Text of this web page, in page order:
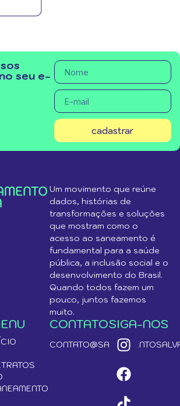
seu e-
cadastrar
Um movimento que reúne
dados, histórias de
transformações e soluções
que mostram como o
acesso ao saneamento é
fundamental para a saúde
pública, a inclusão social e o
desenvolvimento do Brasil.
Quando todos fazem um
pouco, juntos fazemos
muito.
CONTATOSIGA-NOS